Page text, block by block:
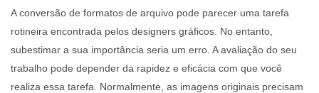
A conversão de formatos de arquivo pode parecer uma tarefa
rotineira encontrada pelos designers gráficos. No entanto,
subestimar a sua importância seria um erro. A avaliação do seu
trabalho pode depender da rapidez e eficácia com que você
realiza essa tarefa. Normalmente, as imagens originais precisam